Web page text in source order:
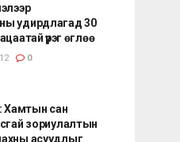
удирдлагад 30
үүрэг өглөө
0
Хамтын сан
зориулалтын
асуудлыг